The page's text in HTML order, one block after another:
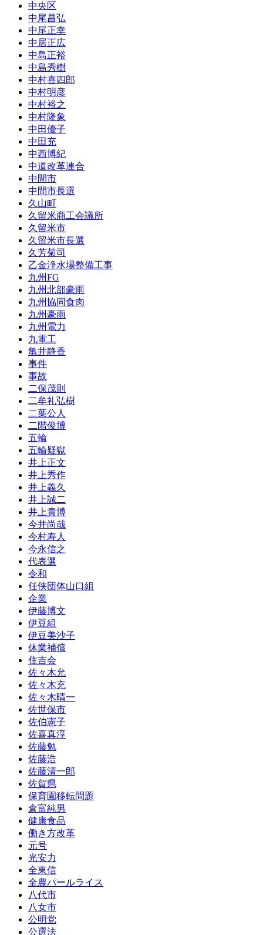
中央区
中尾昌弘
中尾正幸
中居正広
中島正裕
中島秀樹
中村喜四郎
中村明彦
中村裕之
中村隆象
中田優子
中田充
中西博紀
中道改革連合
中間市
中間市長選
久山町
久留米商工会議所
久留米市
久留米市長選
久芳菊司
乙金浄水場整備工事
九州FG
九州北部豪雨
九州協同食肉
九州豪雨
九州電力
九電工
亀井静香
事件
事故
二保茂則
二牟礼弘樹
二葉公人
二階俊博
五輪
五輪疑獄
井上正文
井上秀作
井上義久
井上誠二
井上貴博
今井尚哉
今村寿人
今永信之
代表選
令和
任侠団体山口組
企業
伊藤博文
伊豆組
伊豆美沙子
休業補償
住吉会
佐々木允
佐々木充
佐々木晴一
佐世保市
佐伯憲子
佐喜真淳
佐藤勉
佐藤浩
佐藤清一郎
佐賀県
保育園移転問題
倉富純男
健康食品
働き方改革
元号
光安力
全東信
全農パールライス
八代市
八女市
公明党
公選法